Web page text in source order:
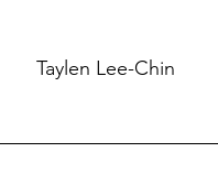
Samantha Bachalo			Alex King				Taylen Lee-Chin